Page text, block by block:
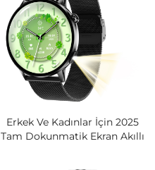
Erkek Ve Kadınlar İçin 2025
Tam Dokunmatik Ekran Akıllı